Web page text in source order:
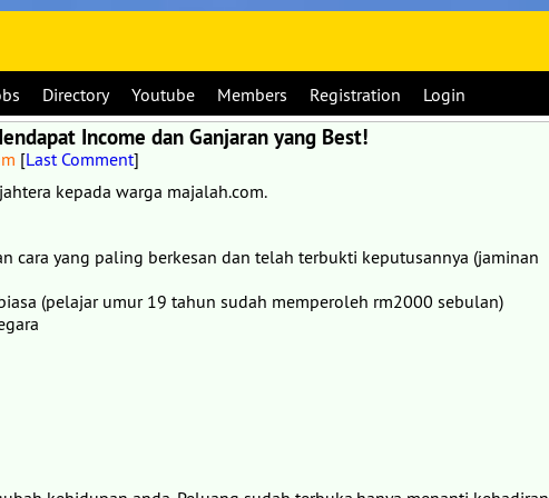
Directory Youtube Members Registration Login
Income dan Ganjaran yang Best!
[Last Comment]
kepada warga majalah.com.
cara yang paling berkesan dan telah terbukti keputusannya (jaminan
(pelajar umur 19 tahun sudah memperoleh rm2000 sebulan)